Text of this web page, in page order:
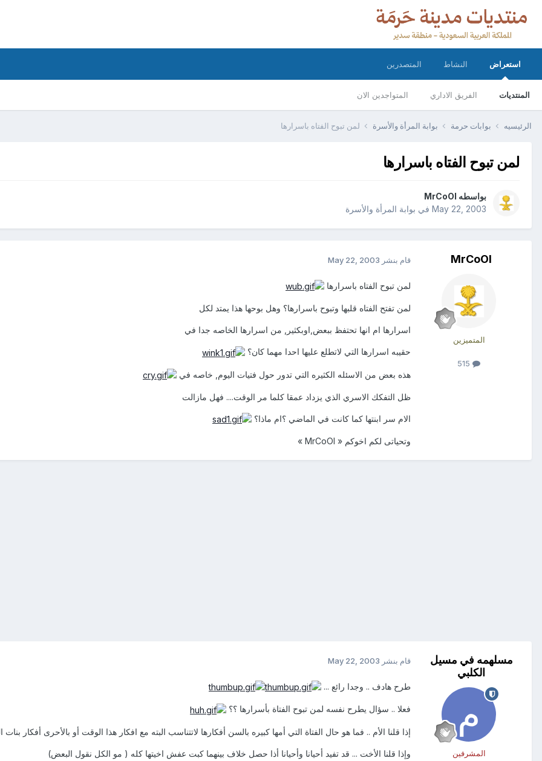
استعراض
المنتديات الفريق الاداري المتواجدين الان
النشاط المتصدرين
الرئيسيه بوابات حرمة بوابة المرأة والأسرة لمن تبوح الفتاه باسرارها
لمن تبوح الفتاه باسرارها
بواسطه MrCoOl
May 22, 2003 في بوابة المرأة والأسرة
MrCoOl
المتميزين
قام بنشر May 22, 2003
لمن تبوح الفتاه باسرارها
لمن تفتح الفتاه قلبها وتبوح باسرارها؟ وهل بوحها هذا يمتد لكل
اسرارها ام انها تحتفظ ببعض,اوبكثير, من اسرارها الخاصه جدا في
حقيبه اسرارها التي لاتطلع عليها احدا مهما كان؟
هذه بعض من الاسئله الكثيره التي تدور حول فتيات اليوم, خاصه في
ظل التفكك الاسري الذي يزداد عمقا كلما مر الوقت.... فهل مازالت
الام سر ابنتها كما كانت في الماضي ؟ام ماذا؟
وتحياتى لكم اخوكم « MrCoOl »
مسلهمه في مسيل
الكلبي
المشرفين
قام بنشر May 22, 2003
طرح هادف .. وجدا رائع ...
فعلا .. سؤال يطرح نفسه لمن تبوح الفتاة بأسرارها ؟؟
إذا قلنا الأم .. فما هو حال الفتاة التي أمها كبيره بالسن أفكارها لاتتناسب البته مع افكار هذا الوقت أو بالأحرى أفكار بنات
وإذا قلنا الأخت ... قد تفيد أحيانا وأحيانا أذا حصل خلاف بينهما كبت عفش اخيتها كله ( مو الكل نقول البعض)